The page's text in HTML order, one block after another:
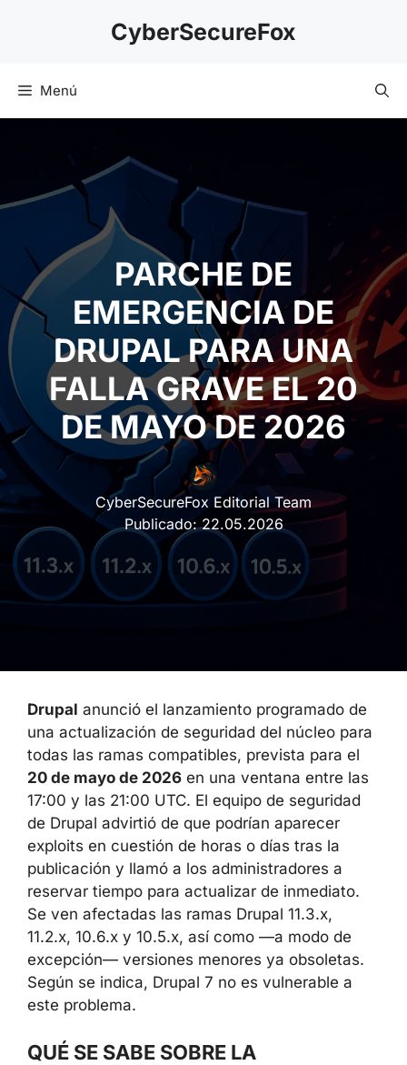
CyberSecureFox
Menú
PARCHE DE
EMERGENCIA DE
DRUPAL PARA UNA
FALLA GRAVE EL 20
DE MAYO DE 2026
CyberSecureFox Editorial Team
Publicado:22.05.2026
Drupal anunció el lanzamiento programado de
una actualización de seguridad del núcleo para
todas las ramas compatibles, prevista para el
20 de mayo de 2026 en una ventana entre las
17:00 y las 21:00 UTC. El equipo de seguridad
de Drupal advirtió de que podrían aparecer
exploits en cuestión de horas o días tras la
publicación y llamó a los administradores a
reservar tiempo para actualizar de inmediato.
Se ven afectadas las ramas Drupal 11.3.x,
11.2.x, 10.6.x y 10.5.x, así como —a modo de
excepción— versiones menores ya obsoletas.
Según se indica, Drupal 7 no es vulnerable a
este problema.
QUÉ SE SABE SOBRE LA